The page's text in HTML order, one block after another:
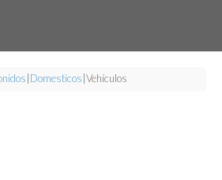
Domesticos Vehículos